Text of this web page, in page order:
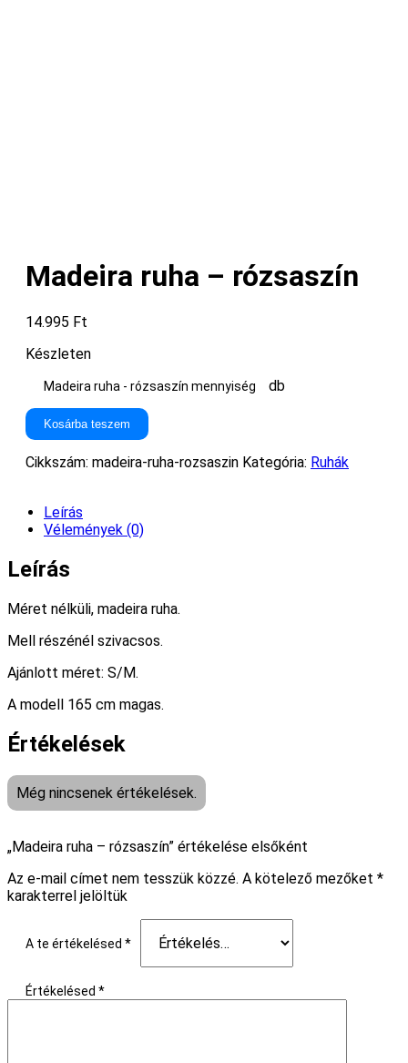
Madeira ruha – rózsaszín
14.995 Ft
Készleten
Madeira ruha - rózsaszín mennyiség db
Kosárba teszem
Cikkszám: madeira-ruha-rozsaszin Kategória: Ruhák
Leírás
Vélemények (0)
Leírás
Méret nélküli, madeira ruha.
Mell részénél szivacsos.
Ajánlott méret: S/M.
A modell 165 cm magas.
Értékelések
Még nincsenek értékelések.
„Madeira ruha – rózsaszín” értékelése elsőként
Az e-mail címet nem tesszük közzé. A kötelező mezőket *
karakterrel jelöltük
A te értékelésed *
Értékelésed *